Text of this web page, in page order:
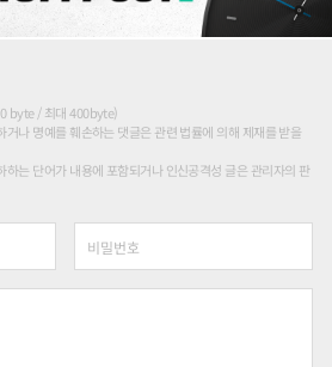
byte / 최대 400byte)
거나 명예를 훼손하는 댓글은 관련 법률에 의해 제재를 받을
하는 단어가 내용에 포함되거나 인신공격성 글은 관리자의 판